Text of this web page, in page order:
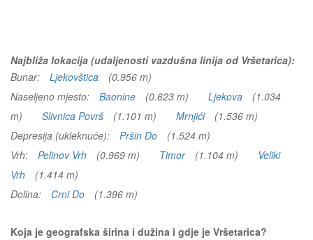
Najbliža lokacija (udaljenosti vazdušna linija od Vršetarica):
Bunar:
Ljekovštica
(0.956 m)
Naseljeno mjesto:
Baonine (0.623 m) Ljekova
(1.034
m)
Slivnica Površ (1.101 m) Mrnjići
(1.536 m)
Depresija (ukleknuće):
Pršin Do
(1.524 m)
Vrh:
Pelinov Vrh (0.969 m) Timor (1.104 m)
Veliki
Vrh
(1.414 m)
Dolina:
Crni Do (1.396 m)
Koja je geografska širina i dužina i gdje je Vršetarica?